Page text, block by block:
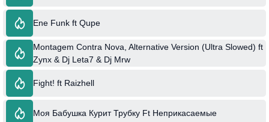
Ene Funk ft Qupe
Montagem Contra Nova, Alternative Version (Ultra Slowed) ft
Zynx & Dj Leta7 & Dj Mrw
Fight! ft Raizhell
Моя Бабушка Курит Трубку Ft Неприкасаемые